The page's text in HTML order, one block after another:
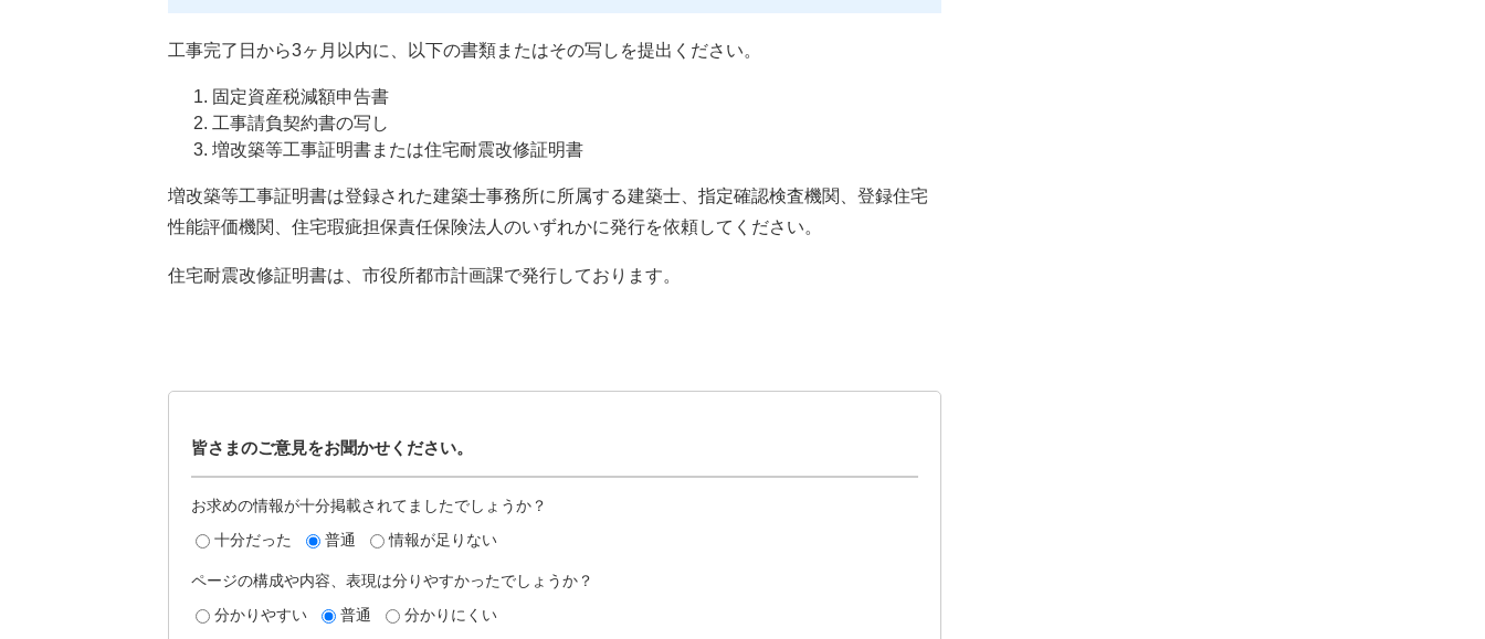
工事完了日から3ヶ月以内に、以下の書類またはその写しを提出ください。
固定資産税減額申告書
工事請負契約書の写し
増改築等工事証明書または住宅耐震改修証明書
増改築等工事証明書は登録された建築士事務所に所属する建築士、指定確認検査機関、登録住宅
性能評価機関、住宅瑕疵担保責任保険法人のいずれかに発行を依頼してください。
住宅耐震改修証明書は、市役所都市計画課で発行しております。
皆さまのご意見をお聞かせください。
お求めの情報が十分掲載されてましたでしょうか？
十分だった
普通 情報が足りない
ページの構成や内容、表現は分りやすかったでしょうか？
分かりやすい
普通 分かりにくい